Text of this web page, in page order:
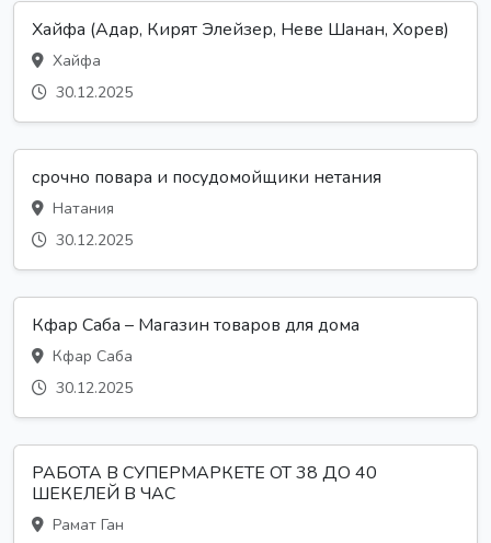
Хайфа (Адар, Кирят Элейзер, Неве Шанан, Хорев)
Хайфа
30.12.2025
срочно повара и посудомойщики нетания
Натания
30.12.2025
Кфар Саба – Магазин товаров для дома
Кфар Саба
30.12.2025
РАБОТА В СУПЕРМАРКЕТЕ ОТ 38 ДО 40
ШЕКЕЛЕЙ В ЧАС
Рамат Ган